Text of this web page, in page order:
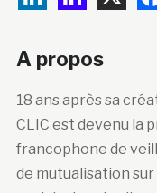
A propos
18 ans après sa
CLIC est devenu la
francophone de
de mutualisation